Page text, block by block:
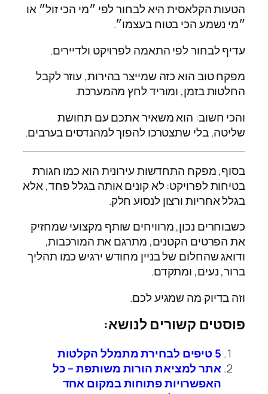
הטעות הקלאסית היא לבחור לפי ״מי הכי זול״ או
״מי נשמע הכי בטוח בעצמו״.
עדיף לבחור לפי התאמה לפרויקט ולדיירים.
מפקח טוב הוא כזה שמייצר בהירות, עוזר לקבל
החלטות בזמן, ומוריד לחץ מהמערכת.
והכי חשוב: הוא משאיר אתכם עם תחושת
שליטה, בלי שתצטרכו להפוך למהנדסים בערבים.
בסוף, מפקח התחדשות עירונית הוא כמו חגורת
בטיחות לפרויקט: לא קונים אותה בגלל פחד, אלא
בגלל אחריות ורצון לנסוע חלק.
כשבוחרים נכון, מרוויחים שותף מקצועי שמחזיק
את הפרטים הקטנים, מתרגם את המורכבות,
ודואג שהחלום של בניין מחודש ירגיש כמו תהליך
ברור, נעים, ומתקדם.
וזה בדיוק מה שמגיע לכם.
פוסטים קשורים לנושא:
5 טיפים לבחירת מתמלל הקלטות
אתר למציאת הורות משותפת – כל
האפשרויות פתוחות במקום אחד